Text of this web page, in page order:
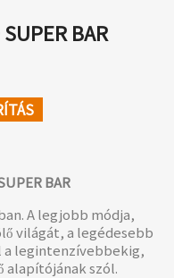
BAR
BAR
A legjobb módja,
világát, a legédesebb
a legintenzívebbekig,
alapítójának szól.